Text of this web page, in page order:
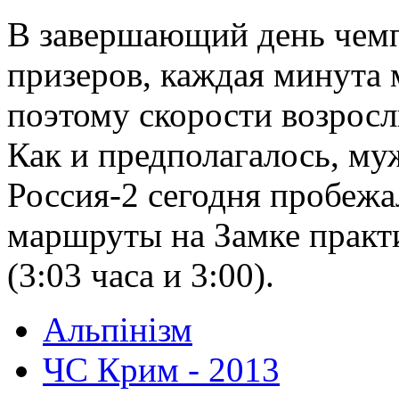
В завершающий день
призеров, каждая
поэтому скорости
Как и предполагалось,
Россия-2 сегодня
маршруты на Замке
(3:03 часа и 3:00).
Альпінізм
ЧС Крим - 2013